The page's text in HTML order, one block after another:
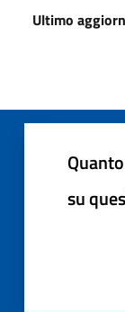
Ultimo
su